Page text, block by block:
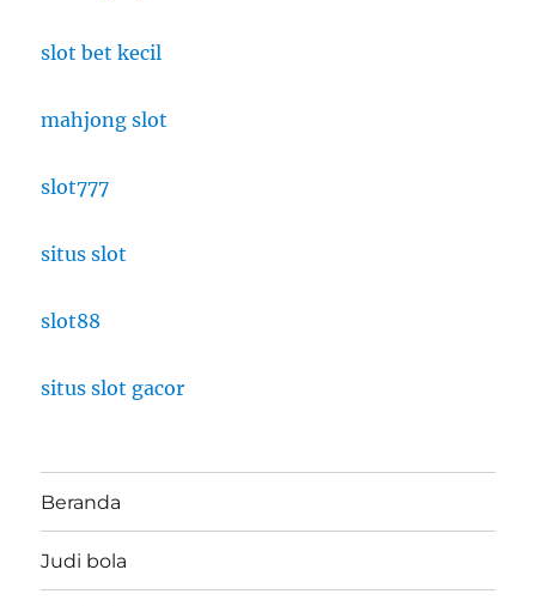
slot bet kecil
mahjong slot
slot777
situs slot
slot88
situs slot gacor
Beranda
Judi bola